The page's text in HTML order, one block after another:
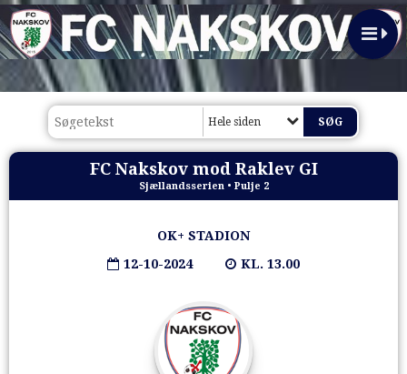
Hele siden
FC Nakskov mod Raklev GI
Sjællandsserien • Pulje 2
OK+ STADION
12-10-2024
KL. 13.00